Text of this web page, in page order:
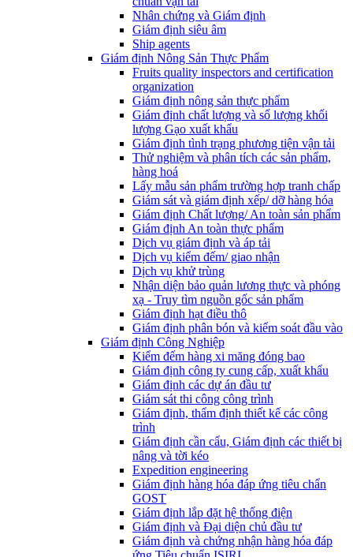
Nhân chứng và Giám định
Giám định siêu âm
Ship agents
Giám định Nông Sản Thực Phẩm
Fruits quality inspectors and certification
organization
Giám định nông sản thực phẩm
Giám định chất lượng và số lượng khối
lượng Gạo xuất khẩu
Giám định tình trạng phương tiện vận tải
Thử nghiệm và phân tích các sản phẩm,
hàng hoá
Lấy mẫu sản phẩm trường hợp tranh chấp
Giám sát và giám định xếp/ dỡ hàng hóa
Giám định Chất lượng/ An toàn sản phẩm
Giám định An toàn thực phẩm
Dịch vụ giám định và áp tải
Dịch vụ kiểm đếm/ giao nhận
Dịch vụ khử trùng
Nhận diện bảo quản lương thực và phóng
xạ - Truy tìm nguồn gốc sản phẩm
Giám định hạt điều thô
Giám định phân bón và kiểm soát đầu vào
Giám định Công Nghiệp
Kiểm đếm hàng xi măng đóng bao
Giám định công ty cung cấp, xuất khẩu
Giám định các dự án đầu tư
Giám sát thi công công trình
Giám định, thẩm định thiết kế các công
trình
Giám định cần cẩu, Giám định các thiết bị
nâng và tời kéo
Expedition engineering
Giám định hàng hóa đáp ứng tiêu chẩn
GOST
Giám định lắp đặt hệ thống điện
Giám định và Đại diện chủ đầu tư
Giám định và chứng nhận hàng hóa đáp